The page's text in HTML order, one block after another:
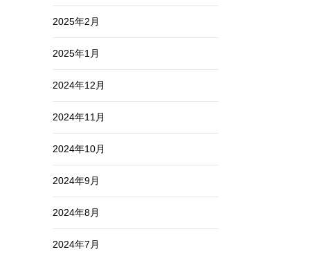
2025年2月
2025年1月
2024年12月
2024年11月
2024年10月
2024年9月
2024年8月
2024年7月